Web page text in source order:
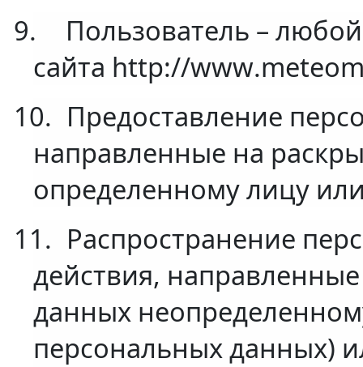
9.
Пользователь –
сайта http://www
10. Предоставление
направленные на
определенному лицу
11. Распространение
действия,
данных
персональных данных)